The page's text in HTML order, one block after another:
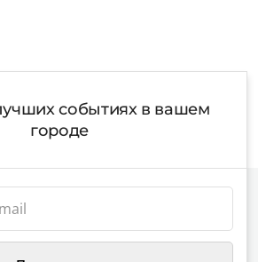
событиях в вашем
городе